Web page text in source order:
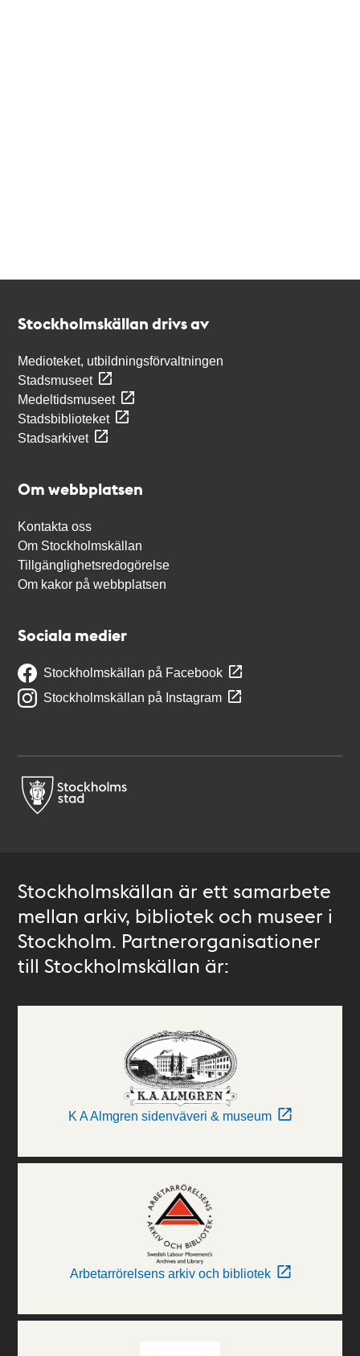
Stockholmskällan drivs av
Medioteket, utbildningsförvaltningen
Stadsmuseet
Medeltidsmuseet
Stadsbiblioteket
Stadsarkivet
Om webbplatsen
Kontakta oss
Om Stockholmskällan
Tillgänglighetsredogörelse
Om kakor på webbplatsen
Sociala medier
Stockholmskällan på Facebook
Stockholmskällan på Instagram
Stockholmskällan är ett samarbete
mellan arkiv, bibliotek och museer i
Stockholm. Partnerorganisationer
till Stockholmskällan är:
K A Almgren sidenväveri & museum
Arbetarrörelsens arkiv och bibliotek